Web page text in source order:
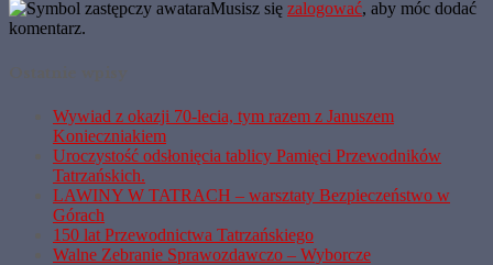
Musisz się zalogować, aby móc dodać
komentarz.
Wywiad z okazji 70-lecia, tym razem z Januszem
Konieczniakiem
Uroczystość odsłonięcia tablicy Pamięci Przewodników
Tatrzańskich.
LAWINY W TATRACH – warsztaty Bezpieczeństwo w
Górach
150 lat Przewodnictwa Tatrzańskiego
Walne Zebranie Sprawozdawczo – Wyborcze